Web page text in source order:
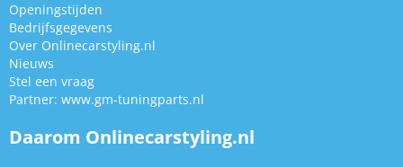
Openingstijden
Bedrijfsgegevens
Over Onlinecarstyling.nl
Nieuws
Stel een vraag
Partner: www.gm-tuningparts.nl
Daarom Onlinecarstyling.nl